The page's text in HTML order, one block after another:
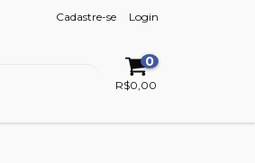
Cadastre-se Login
0
R$0,00